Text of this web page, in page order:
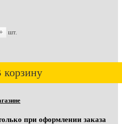
шт.
корзину
при оформлении заказа